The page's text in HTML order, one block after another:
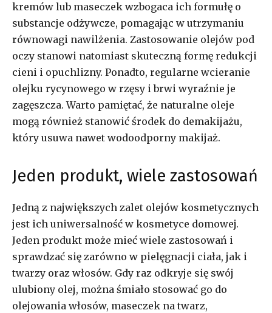
kremów lub maseczek wzbogaca ich formułę o
substancje odżywcze, pomagając w utrzymaniu
równowagi nawilżenia. Zastosowanie olejów pod
oczy stanowi natomiast skuteczną formę redukcji
cieni i opuchlizny. Ponadto, regularne wcieranie
olejku rycynowego w rzęsy i brwi wyraźnie je
zagęszcza. Warto pamiętać, że naturalne oleje
mogą również stanowić środek do demakijażu,
który usuwa nawet wodoodporny makijaż.
Jeden produkt, wiele zastosowań
Jedną z największych zalet olejów kosmetycznych
jest ich uniwersalność w kosmetyce domowej.
Jeden produkt może mieć wiele zastosowań i
sprawdzać się zarówno w pielęgnacji ciała, jak i
twarzy oraz włosów. Gdy raz odkryje się swój
ulubiony olej, można śmiało stosować go do
olejowania włosów, maseczek na twarz,